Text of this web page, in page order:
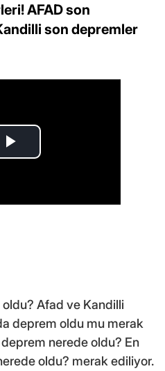
AFAD son
son depremler
Afad ve Kandilli
deprem oldu mu merak
nerede oldu? En
oldu? merak ediliyor.